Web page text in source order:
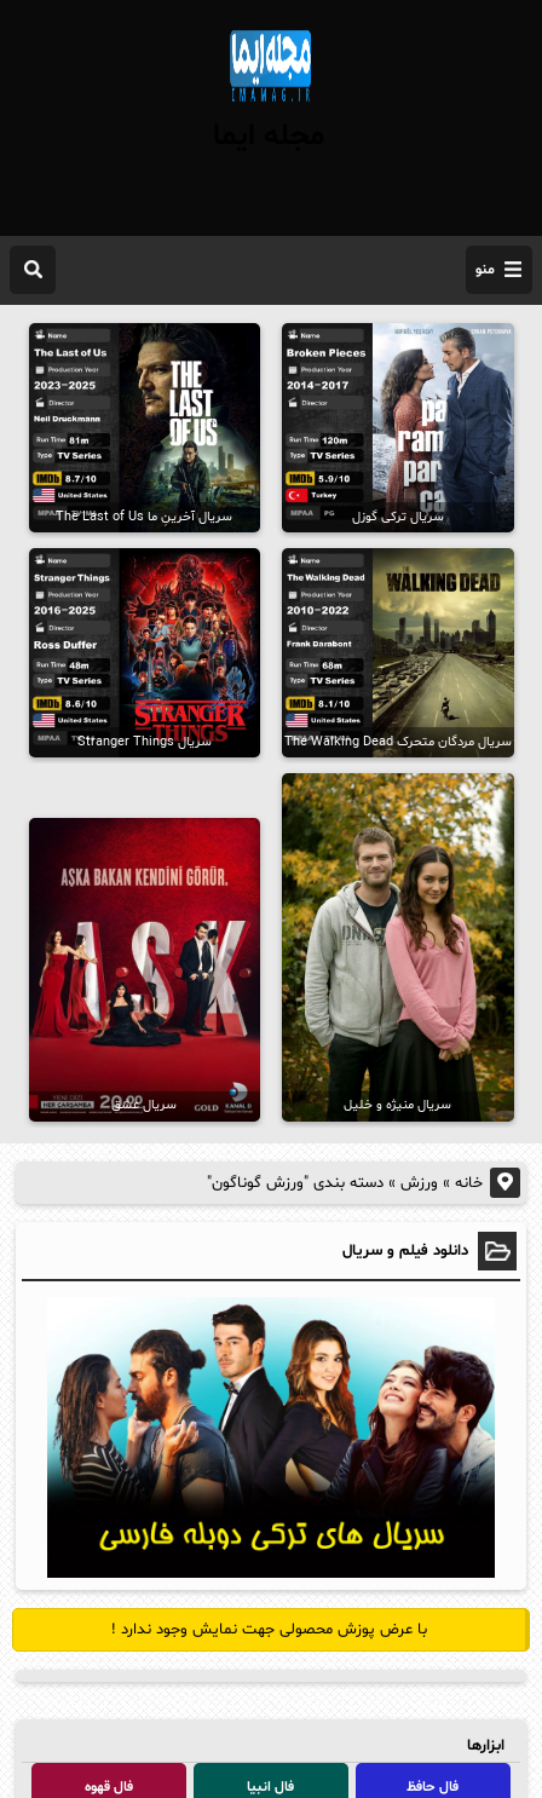
منو
سریال ترکی گوزل سریال آخرینِ ما The Last of Us
سریال مردگان متحرک The Walking Dead سریال Stranger Things
سریال منیژه و خلیل سریال عشق
خانه» ورزش» دسته‌ بندی "ورزش گوناگون"
دانلود فیلم و سریال
با عرض پوزش محصولی جهت نمایش وجود ندارد !
ابزارها
فال حافظ فال انبیا فال قهوه